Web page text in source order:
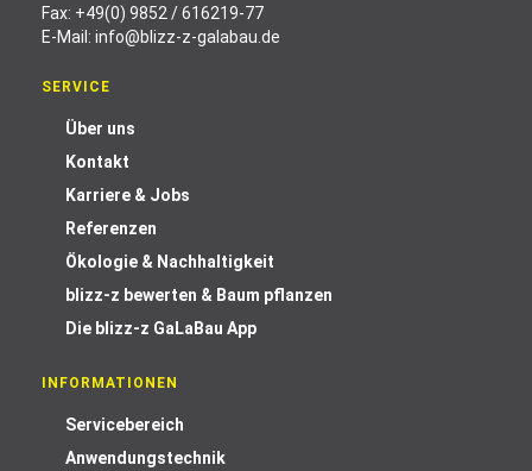
Fax: +49(0) 9852 / 616219-77
E-Mail: info@blizz-z-galabau.de
SERVICE
Über uns
Kontakt
Karriere & Jobs
Referenzen
Ökologie & Nachhaltigkeit
blizz-z bewerten & Baum pflanzen
Die blizz-z GaLaBau App
INFORMATIONEN
Servicebereich
Anwendungstechnik